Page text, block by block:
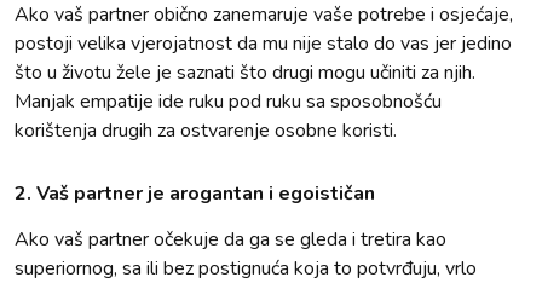
Ako vaš partner obično zanemaruje vaše potrebe i osjećaje,
postoji velika vjerojatnost da mu nije stalo do vas jer jedino
što u životu žele je saznati što drugi mogu učiniti za njih.
Manjak empatije ide ruku pod ruku sa sposobnošću
korištenja drugih za ostvarenje osobne koristi.
2. Vaš partner je arogantan i egoističan
Ako vaš partner očekuje da ga se gleda i tretira kao
superiornog, sa ili bez postignuća koja to potvrđuju, vrlo